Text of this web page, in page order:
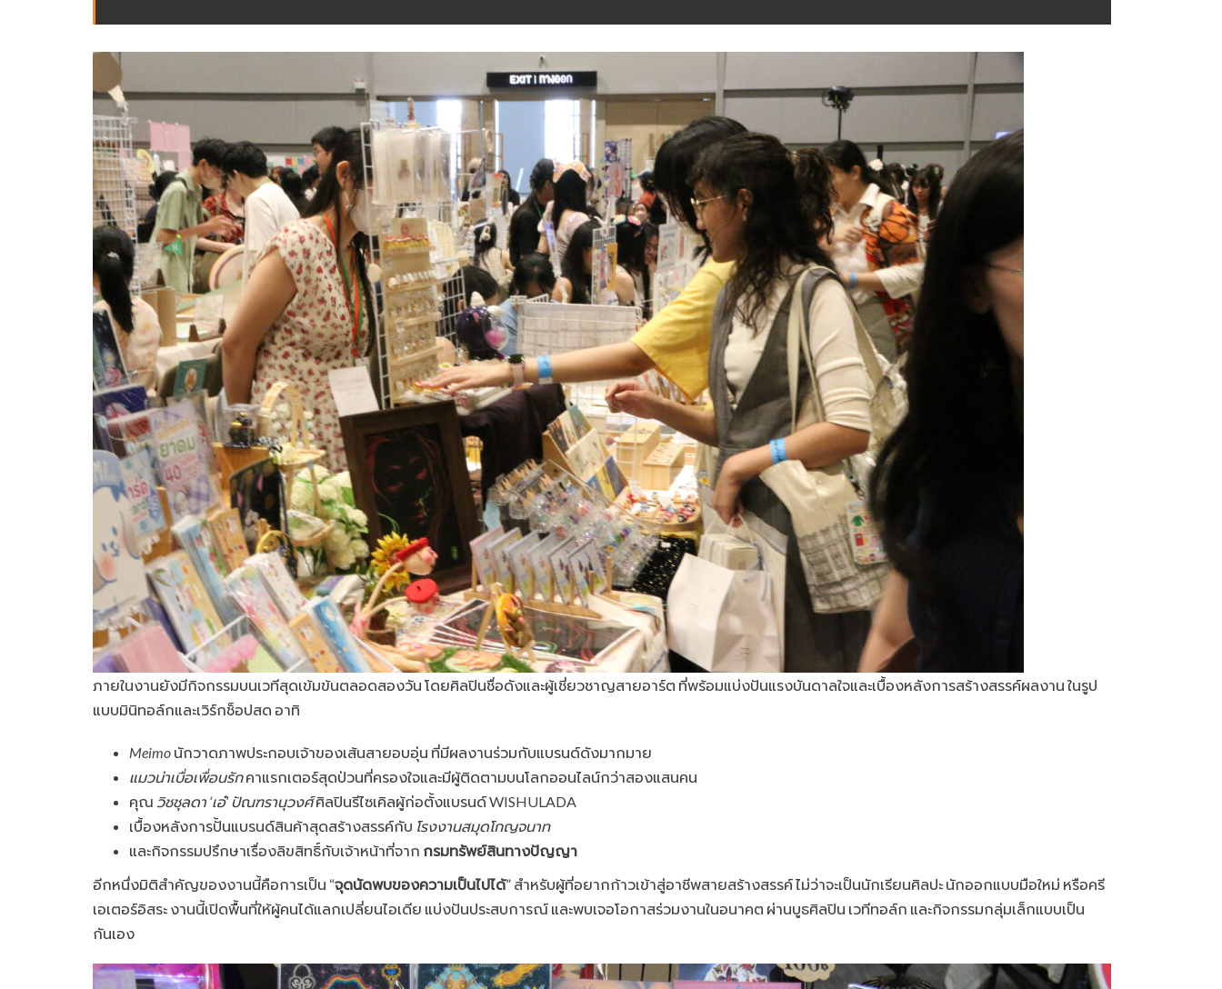
ภายในงานยังมีกิจกรรมบนเวทีสุดเข้มข้นตลอดสองวัน โดยศิลปินชื่อดังและผู้เชี่ยวชาญสายอาร์ต ที่พร้อมแบ่งปันแรงบันดาลใจและเบื้องหลังการสร้างสรรค์ผลงาน ในรูป
แบบมินิทอล์กและเวิร์กช็อปสด อาทิ
Meimo นักวาดภาพประกอบเจ้าของเส้นสายอบอุ่น ที่มีผลงานร่วมกับแบรนด์ดังมากมาย
แมวน่าเบื่อเพื่อนรักคาแรกเตอร์สุดป่วนที่ครองใจและมีผู้ติดตามบนโลกออนไลน์กว่าสองแสนคน
คุณ วิชชุลดา ‘เอ๋’ ปัณฑรานุวงศ์ศิลปินรีไซเคิลผู้ก่อตั้งแบรนด์ WISHULADA
เบื้องหลังการปั้นแบรนด์สินค้าสุดสร้างสรรค์กับ โรงงานสมุดโกญจนาท
และกิจกรรมปรึกษาเรื่องลิขสิทธิ์กับเจ้าหน้าที่จาก กรมทรัพย์สินทางปัญญา
อีกหนึ่งมิติสำคัญของงานนี้คือการเป็น “จุดนัดพบของความเป็นไปได้” สำหรับผู้ที่อยากก้าวเข้าสู่อาชีพสายสร้างสรรค์ ไม่ว่าจะเป็นนักเรียนศิลปะ นักออกแบบมือใหม่ หรือครี
เอเตอร์อิสระ งานนี้เปิดพื้นที่ให้ผู้คนได้แลกเปลี่ยนไอเดีย แบ่งปันประสบการณ์ และพบเจอโอกาสร่วมงานในอนาคต ผ่านบูธศิลปิน เวทีทอล์ก และกิจกรรมกลุ่มเล็กแบบเป็น
กันเอง